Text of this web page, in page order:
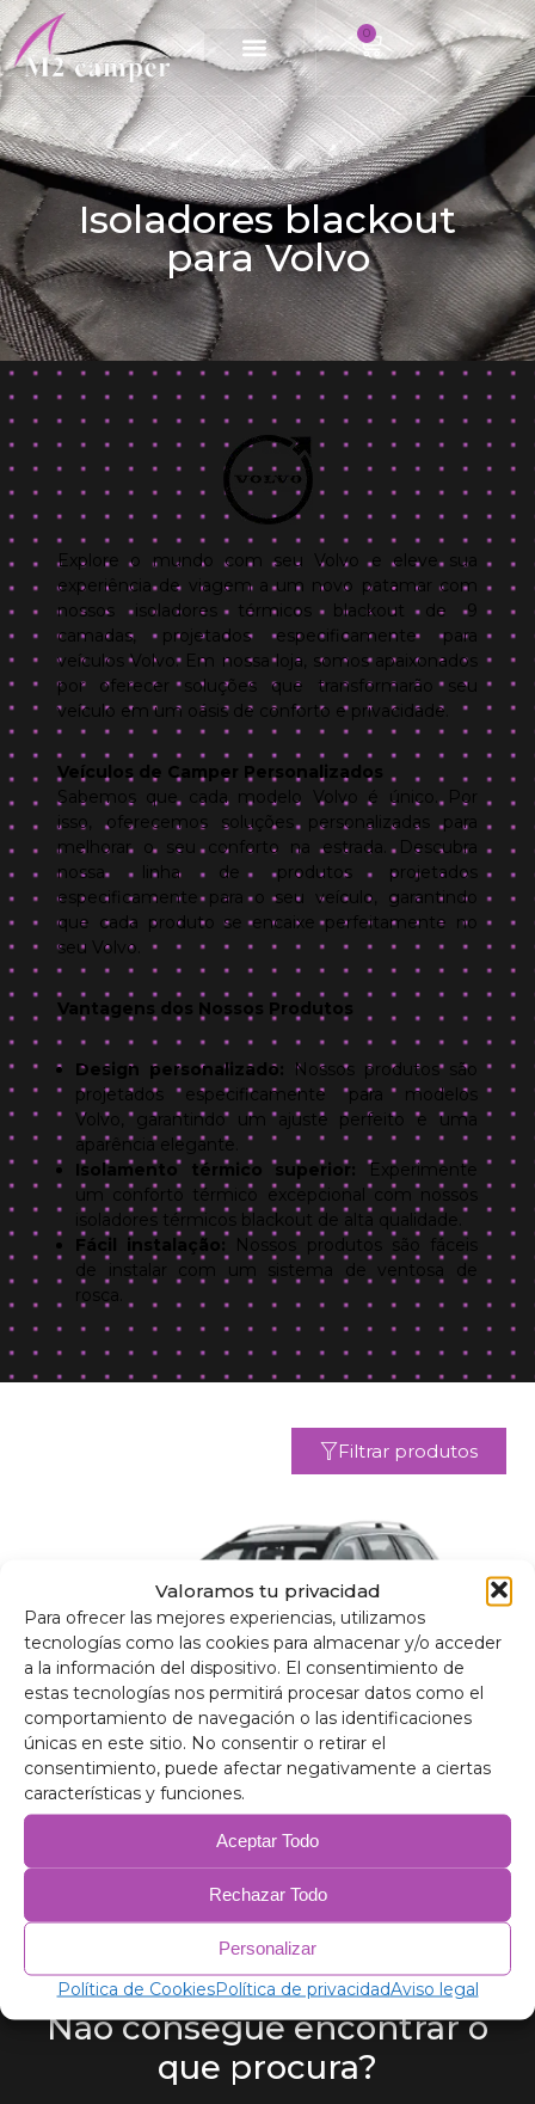
Valoramos tu privacidad
Para ofrecer las mejores experiencias, utilizamos
tecnologías como las cookies para almacenar y/o acceder
a la información del dispositivo. El consentimiento de
estas tecnologías nos permitirá procesar datos como el
comportamiento de navegación o las identificaciones
únicas en este sitio. No consentir o retirar el
consentimiento, puede afectar negativamente a ciertas
características y funciones.
Aceptar Todo
Rechazar Todo
Personalizar
Política de CookiesPolítica de privacidadAviso legal
Saltar
al
contenido
0
Isoladores blackout
para Volvo
Explore o mundo com seu Volvo e eleve sua
experiência de viagem a um novo patamar com
nossos isoladores térmicos blackout de 9
camadas, projetados especificamente para
veículos Volvo. Em nossa loja, somos apaixonados
por oferecer soluções que transformarão seu
veículo em um oásis de conforto e privacidade.
Veículos de Camper Personalizados
Sabemos que cada modelo Volvo é único. Por
isso, oferecemos soluções personalizadas para
melhorar o seu conforto na estrada. Descubra
nossa linha de produtos projetados
especificamente para o seu veículo, garantindo
que cada produto se encaixe perfeitamente no
seu Volvo.
Vantagens dos Nossos Produtos
Design personalizado: Nossos produtos são
projetados especificamente para modelos
Volvo, garantindo um ajuste perfeito e uma
aparência elegante.
Isolamento térmico superior: Experimente
um conforto térmico excepcional com nossos
isoladores térmicos blackout de alta qualidade.
Fácil instalação: Nossos produtos são fáceis
de instalar com um sistema de ventosa de
rosca.
Filtrar produtos
Isoladores de blackout térmico Volvo XC90
2001-2015
153,00€ – 205,00€
Não consegue encontrar o
que procura?